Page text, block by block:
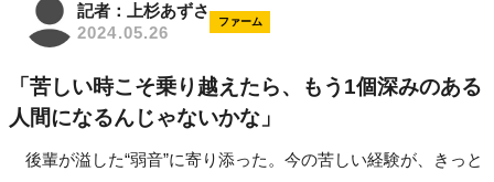
記者：上杉あずさ
2024.05.26
ファーム
「苦しい時こそ乗り越えたら、もう1個深みのある
人間になるんじゃないかな」
後輩が溢した“弱音”に寄り添った。今の苦しい経験が、きっと